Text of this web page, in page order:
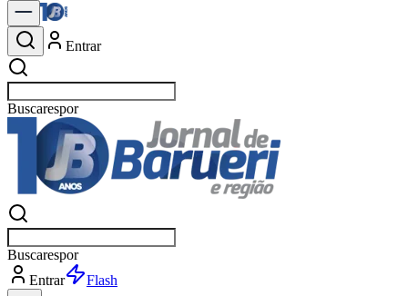
Entrar
Buscarpo
Buscarpo
Entrar
Explorar